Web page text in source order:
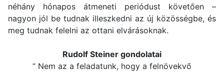
néhány hónapos átmeneti periódust követően –
nagyon jól be tudnak illeszkedni az új közösségbe, és
meg tudnak felelni az ottani elvárásoknak.
Rudolf Steiner gondolatai
“ Nem az a feladatunk, hogy a felnövekvő